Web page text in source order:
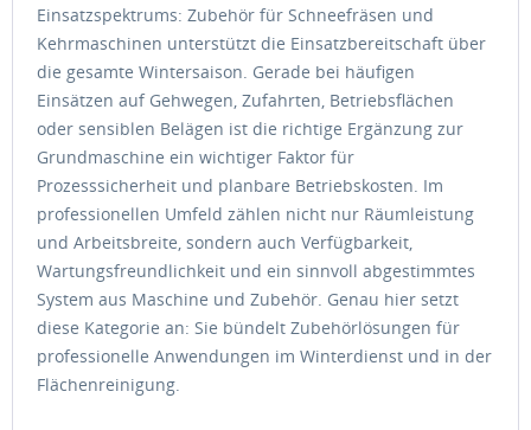
Einsatzspektrums: Zubehör für Schneefräsen und
Kehrmaschinen unterstützt die Einsatzbereitschaft über
die gesamte Wintersaison. Gerade bei häufigen
Einsätzen auf Gehwegen, Zufahrten, Betriebsflächen
oder sensiblen Belägen ist die richtige Ergänzung zur
Grundmaschine ein wichtiger Faktor für
Prozesssicherheit und planbare Betriebskosten. Im
professionellen Umfeld zählen nicht nur Räumleistung
und Arbeitsbreite, sondern auch Verfügbarkeit,
Wartungsfreundlichkeit und ein sinnvoll abgestimmtes
System aus Maschine und Zubehör. Genau hier setzt
diese Kategorie an: Sie bündelt Zubehörlösungen für
professionelle Anwendungen im Winterdienst und in der
Flächenreinigung.